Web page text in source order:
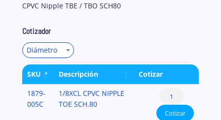
CPVC Nipple TBE / TBO SCH80
Cotizador
Diámetro
SKU Descripción Cotizar
1879-
005C
1/8XCL CPVC NIPPLE
TOE SCH.80
CPVC
Schedule
80Cotizar